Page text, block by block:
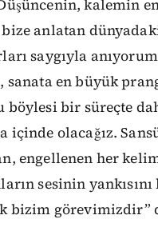
kalemin
anlatan
saygıyla
sanata en büyük
böylesi bir süreçte
içinde olacağız.
engellenen her
sesinin
bizim görevimizdir”